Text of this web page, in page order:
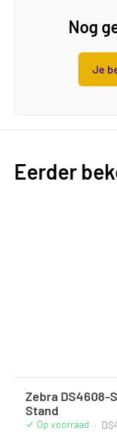
Nog
Je
Eerder
Zebra DS4608-
Stand
Op voorraad ·